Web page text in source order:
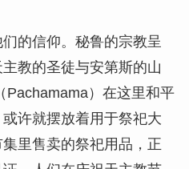
的信仰。秘鲁的宗教呈
教的圣徒与安第斯的山
Pachamama）在这里和平
许就摆放着用于祭祀大
里售卖的祭祀用品，正